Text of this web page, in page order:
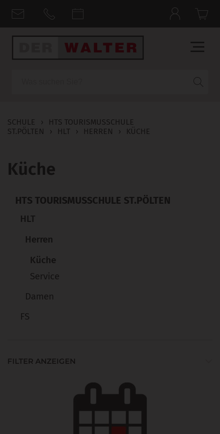
SCHULE ›
HTS TOURISMUSSCHULE
ST.PÖLTEN
› HLT › HERREN › KÜCHE
Küche
HTS TOURISMUSSCHULE ST.PÖLTEN
HLT
Herren
Küche
Service
Damen
FS
FILTER ANZEIGEN